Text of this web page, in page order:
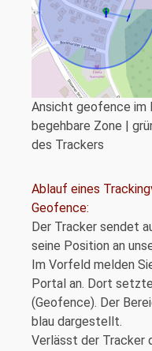
Ansicht geofence im
begehbare Zone |
des Trackers
Ablauf eines
Geofence:
Der Tracker sendet
seine Position an
Im Vorfeld melden
Portal an. Dort
(Geofence). Der
blau dargestellt.
Verlässt der Tracker